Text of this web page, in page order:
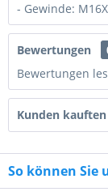
- Gewinde:
Bewertungen
Bewertungen
Kunden
So können Sie